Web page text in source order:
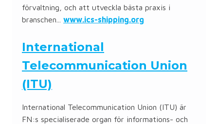
förvaltning, och att utveckla bästa praxis i
branschen... www.ics-shipping.org
International
Telecommunication Union
(ITU)
International Telecommunication Union (ITU) är
FN:s specialiserade organ för informations- och